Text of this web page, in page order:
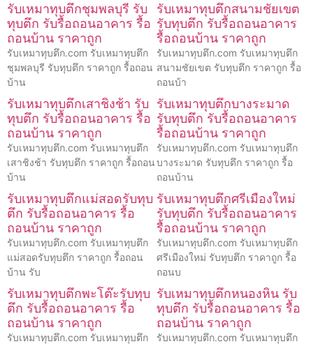
รับเหมาทุบตึกชุมพลบุรี รับ
ทุบตึก รับรื้อถอนอาคาร รื้อ
ถอนบ้าน ราคาถูก
รับเหมาทุบตึก.com รับเหมาทุบตึก
ชุมพลบุรี รับทุบตึก ราคาถูก รื้อถอน
บ้าน
รับเหมาทุบตึกสนามชัยเขต
รับทุบตึก รับรื้อถอนอาคาร
รื้อถอนบ้าน ราคาถูก
รับเหมาทุบตึก.com รับเหมาทุบตึก
สนามชัยเขต รับทุบตึก ราคาถูก รื้อ
ถอนบ้า
รับเหมาทุบตึกเสาชิงช้า รับ
ทุบตึก รับรื้อถอนอาคาร รื้อ
ถอนบ้าน ราคาถูก
รับเหมาทุบตึก.com รับเหมาทุบตึก
เสาชิงช้า รับทุบตึก ราคาถูก รื้อถอน
บ้าน
รับเหมาทุบตึกบางระมาด
รับทุบตึก รับรื้อถอนอาคาร
รื้อถอนบ้าน ราคาถูก
รับเหมาทุบตึก.com รับเหมาทุบตึก
บางระมาด รับทุบตึก ราคาถูก รื้อ
ถอนบ้าน
รับเหมาทุบตึกแม่สอดรับทุบ
ตึก รับรื้อถอนอาคาร รื้อ
ถอนบ้าน ราคาถูก
รับเหมาทุบตึก.com รับเหมาทุบตึก
แม่สอดรับทุบตึก ราคาถูก รื้อถอน
บ้าน รับ
รับเหมาทุบตึกศรีเมืองใหม่
รับทุบตึก รับรื้อถอนอาคาร
รื้อถอนบ้าน ราคาถูก
รับเหมาทุบตึก.com รับเหมาทุบตึก
ศรีเมืองใหม่ รับทุบตึก ราคาถูก รื้อ
ถอนบ
รับเหมาทุบตึกพะโต๊ะรับทุบ
ตึก รับรื้อถอนอาคาร รื้อ
ถอนบ้าน ราคาถูก
รับเหมาทุบตึก.com รับเหมาทุบตึก
รับเหมาทุบตึกหนองหิน รับ
ทุบตึก รับรื้อถอนอาคาร รื้อ
ถอนบ้าน ราคาถูก
รับเหมาทุบตึก.com รับเหมาทุบตึก